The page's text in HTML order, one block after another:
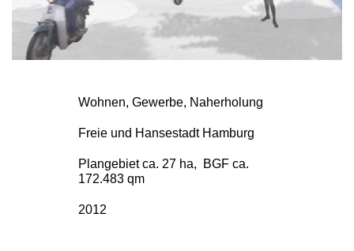
Wohnen, Gewerbe, Naherholung
Freie und Hansestadt Hamburg
Plangebiet ca. 27 ha, BGF ca.
172.483 qm
2012